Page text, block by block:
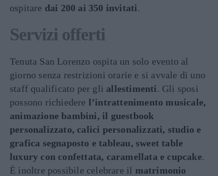
ospitare dai 200 ai 350 invitati.
Servizi offerti
Tenuta San Lorenzo ospita un solo evento al
giorno senza restrizioni orarie e si avvale di uno
staff qualificato per gli allestimenti. Gli sposi
possono richiedere l’intrattenimento musicale,
animazione bambini, il guestbook
personalizzato, calici personalizzati, studio e
grafica segnaposto e tableau, sweet table
luxury con confettata, caramellata e cupcake.
È inoltre possibile celebrare il matrimonio